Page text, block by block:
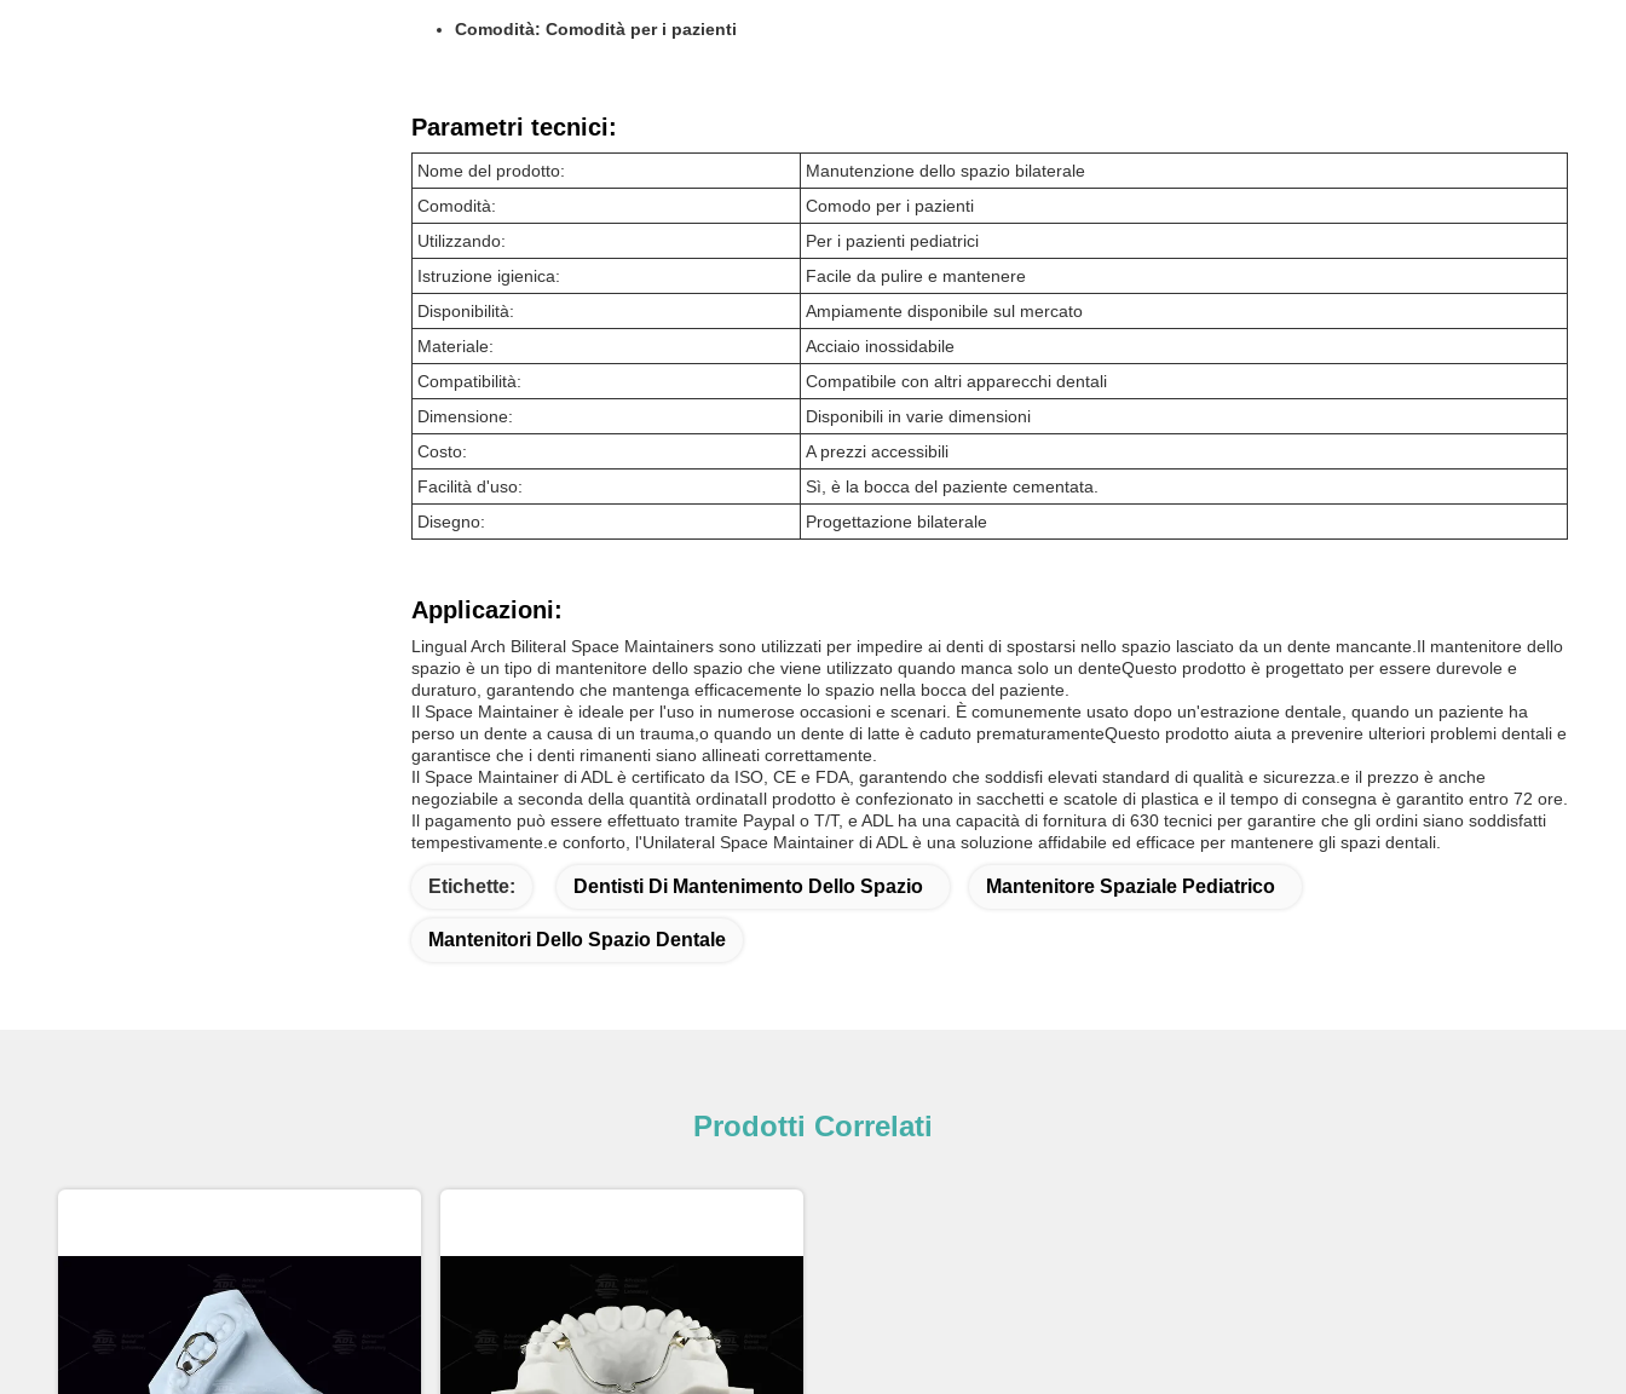
Comodità: Comodità per i pazienti
Parametri tecnici:
Nome del prodotto:
Manutenzione dello spazio bilaterale
Comodità:
Comodo per i pazienti
Utilizzando:
Per i pazienti pediatrici
Istruzione igienica:
Facile da pulire e mantenere
Disponibilità:
Ampiamente disponibile sul mercato
Materiale:
Acciaio inossidabile
Compatibilità:
Compatibile con altri apparecchi dentali
Dimensione:
Disponibili in varie dimensioni
Costo:
A prezzi accessibili
Facilità d'uso:
Sì, è la bocca del paziente cementata.
Disegno:
Progettazione bilaterale
Applicazioni:
Lingual Arch Biliteral Space Maintainers sono utilizzati per impedire ai denti di spostarsi nello spazio lasciato da un dente mancante.Il mantenitore dello
spazio è un tipo di mantenitore dello spazio che viene utilizzato quando manca solo un denteQuesto prodotto è progettato per essere durevole e
duraturo, garantendo che mantenga efficacemente lo spazio nella bocca del paziente.
Il Space Maintainer è ideale per l'uso in numerose occasioni e scenari. È comunemente usato dopo un'estrazione dentale, quando un paziente ha
perso un dente a causa di un trauma,o quando un dente di latte è caduto prematuramenteQuesto prodotto aiuta a prevenire ulteriori problemi dentali e
garantisce che i denti rimanenti siano allineati correttamente.
Il Space Maintainer di ADL è certificato da ISO, CE e FDA, garantendo che soddisfi elevati standard di qualità e sicurezza.e il prezzo è anche
negoziabile a seconda della quantità ordinataIl prodotto è confezionato in sacchetti e scatole di plastica e il tempo di consegna è garantito entro 72 ore.
Il pagamento può essere effettuato tramite Paypal o T/T, e ADL ha una capacità di fornitura di 630 tecnici per garantire che gli ordini siano soddisfatti
tempestivamente.e conforto, l'Unilateral Space Maintainer di ADL è una soluzione affidabile ed efficace per mantenere gli spazi dentali.
Etichette: Dentisti Di Mantenimento Dello Spazio Mantenitore Spaziale Pediatrico
Mantenitori Dello Spazio Dentale
Prodotti Correlati